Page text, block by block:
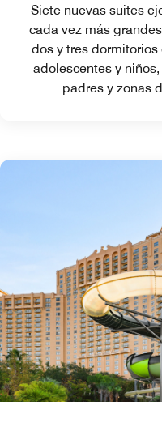
Siete nuevas suites
cada vez más
dos y tres
adolescentes y
padres y zonas